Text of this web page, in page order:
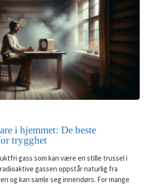
i hjemmet: De beste
trygghet
gass som kan være en stille trussel i
gassen oppstår naturlig fra
og kan samle seg innendørs. For mange